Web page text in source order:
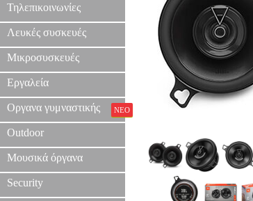
Τηλεπικοινωνίες
Λευκές συσκευές
Μικροσυσκευές
Εργαλεία
Οργανα γυμναστικής ΝΕΟ
Outdoor
Μουσικά όργανα
Security